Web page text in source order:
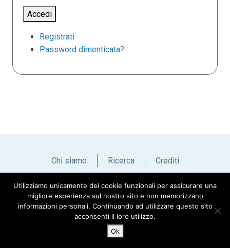
Accedi
Registrati
Password dimenticata?
Chi siamo Ricerca Crediti
Italiano English
Utilizziamo unicamente dei cookie funzionali per assicurare una
migliore esperienza sul nostro sito e non memorizzano
informazioni personali. Continuando ad utilizzare questo sito
acconsenti il loro utilizzo.
Ok